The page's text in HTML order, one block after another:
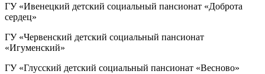
ГУ «Ивенецкий детский социальный пансионат «Доброта
сердец»
ГУ «Червенский детский социальный пансионат
«Игуменский»
ГУ «Глусский детский социальный пансионат «Весново»